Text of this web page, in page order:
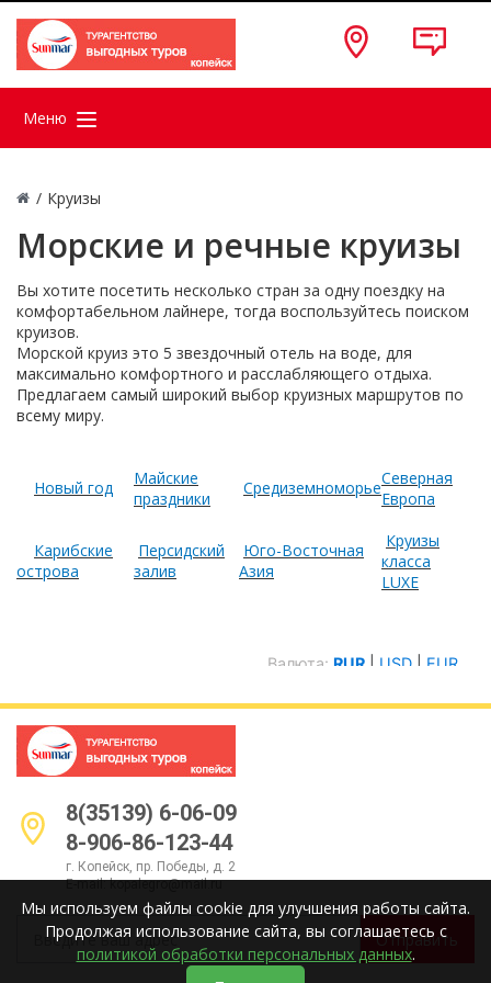
Меню
/ Круизы
Морские и речные круизы
Вы хотите посетить несколько стран за одну поездку на
комфортабельном лайнере, тогда воспользуйтесь поиском
круизов.
Морской круиз это 5 звездочный отель на воде, для
максимально комфортного и расслабляющего отдыха.
Предлагаем самый широкий выбор круизных маршрутов по
всему миру.
Новый год
Майские
праздники
СредиземноморьеСеверная
Европа
Карибские
острова
Персидский
залив
Юго-Восточная
Азия
Круизы
класса
LUXE
8(35139) 6-06-09
8-906-86-123-44
г. Копейск, пр. Победы, д. 2
E-mail:kopalegro@mail.ru
Отправить
Мы используем файлы cookie для улучшения работы сайта.
Продолжая использование сайта, вы соглашаетесь с
политикой обработки персональных данных.